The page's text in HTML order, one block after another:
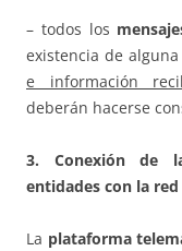
– todos los
existencia de
e información
deberán hacerse
3. Conexión de
entidades con la
La plataforma